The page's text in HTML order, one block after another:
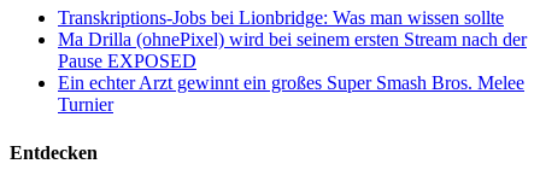
Transkriptions-Jobs bei Lionbridge: Was man wissen sollte
Ma Drilla (ohnePixel) wird bei seinem ersten Stream nach der
Pause EXPOSED
Ein echter Arzt gewinnt ein großes Super Smash Bros. Melee
Turnier
Entdecken